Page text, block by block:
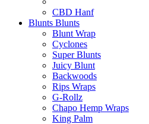
CBD Hanf
Blunts Blunts
Blunt Wrap
Cyclones
Super Blunts
Juicy Blunt
Backwoods
Rips Wraps
G-Rollz
Chapo Hemp Wraps
King Palm